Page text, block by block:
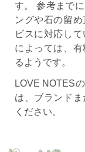
す。 参考まで
ングや石の留
ビスに対応し
によっては、
るようです。
LOVE NOTES
は、ブランド
ください。